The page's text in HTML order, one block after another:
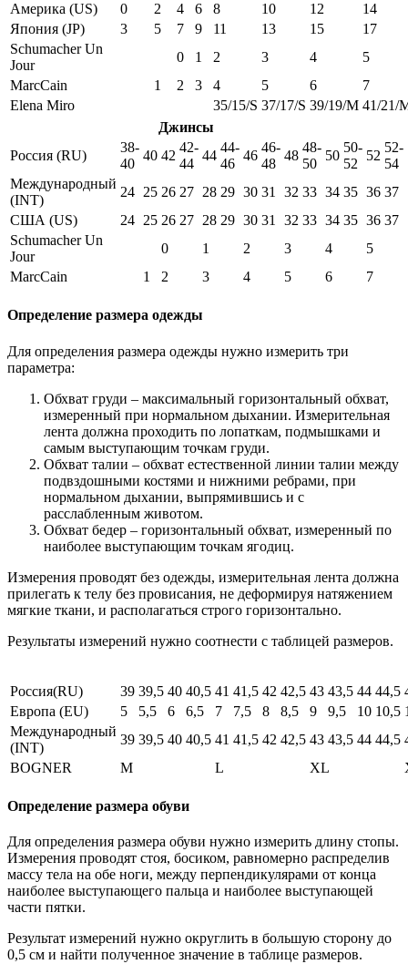
Америка (US)
0 2 4 6 8 10 12
14
Япония (JP)
3 5 7 9 11 13 15
17
Schumacher Un
Jour
0 1 2 3 4
5
MarcCain
1 2 3 4 5 6
7
Elena Miro
35/15/S 37/17/S 39/19/M 41/21/
Джинсы
Россия (RU)
38-
40
40 42
42-
44
44
44-
46
46
46-
48
48
48-
50
50
50-
52
52
52-
54
Международный
(INT)
24 25 26 27 28 29 30 31 32 33 34 35 36 37
США (US)
24 25 26 27 28 29 30 31 32 33 34 35 36 37
Schumacher Un
Jour
0 1 2 3 4
5
MarcCain
1 2 3 4 5 6 7
Определение размера одежды
Для определения размера одежды нужно измерить три
параметра:
Обхват груди – максимальный горизонтальный обхват,
измеренный при нормальном дыхании. Измерительная
лента должна проходить по лопаткам, подмышками и
самым выступающим точкам груди.
Обхват талии – обхват естественной линии талии между
подвздошными костями и нижними ребрами, при
нормальном дыхании, выпрямившись и с
расслабленным животом.
Обхват бедер – горизонтальный обхват, измеренный по
наиболее выступающим точкам ягодиц.
Измерения проводят без одежды, измерительная лента должна
прилегать к телу без провисания, не деформируя натяжением
мягкие ткани, и располагаться строго горизонтально.
Результаты измерений нужно соотнести с таблицей размеров.
Россия(RU) 39 39,5 40 40,5 41 41,5 42 42,5 43 43,5 44 44,5
Европа (EU)
5 5,5 6 6,5 7 7,5 8 8,5 9 9,5 10 10,5
Международный
(INT)
39 39,5 40 40,5 41 41,5 42 42,5 43 43,5 44 44,5
BOGNER
M L XL
Определение размера обуви
Для определения размера обуви нужно измерить длину стопы.
Измерения проводят стоя, босиком, равномерно распределив
массу тела на обе ноги, между перпендикулярами от конца
наиболее выступающего пальца и наиболее выступающей
части пятки.
Результат измерений нужно округлить в большую сторону до
0,5 см и найти полученное значение в таблице размеров.